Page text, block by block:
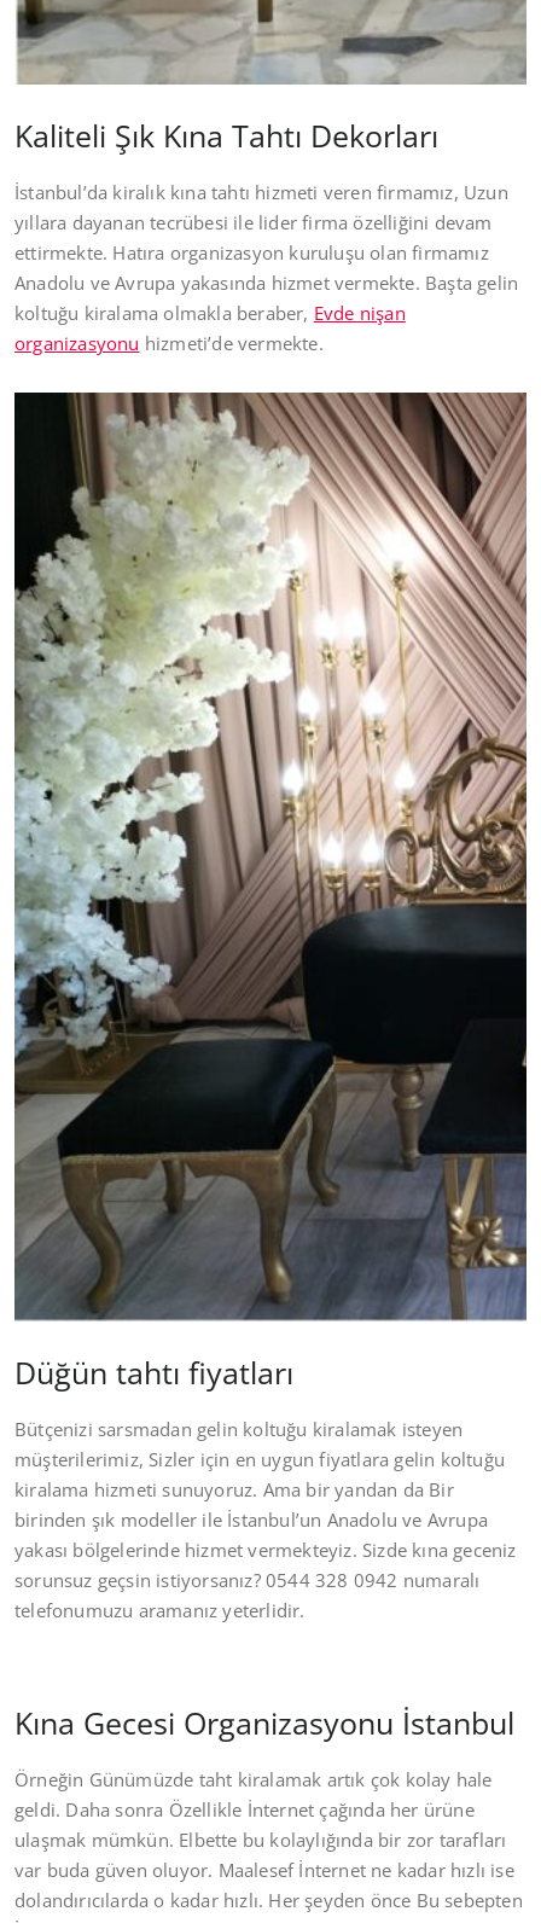
Kaliteli Şık Kına Tahtı Dekorları
İstanbul’da kiralık kına tahtı hizmeti veren firmamız, Uzun
yıllara dayanan tecrübesi ile lider firma özelliğini devam
ettirmekte. Hatıra organizasyon kuruluşu olan firmamız
Anadolu ve Avrupa yakasında hizmet vermekte. Başta gelin
koltuğu kiralama olmakla beraber, Evde nişan
organizasyonu hizmeti’de vermekte.
Düğün tahtı fiyatları
Bütçenizi sarsmadan gelin koltuğu kiralamak isteyen
müşterilerimiz, Sizler için en uygun fiyatlara gelin koltuğu
kiralama hizmeti sunuyoruz. Ama bir yandan da Bir
birinden şık modeller ile İstanbul’un Anadolu ve Avrupa
yakası bölgelerinde hizmet vermekteyiz. Sizde kına geceniz
sorunsuz geçsin istiyorsanız? 0544 328 0942 numaralı
telefonumuzu aramanız yeterlidir.
Kına Gecesi Organizasyonu İstanbul
Örneğin Günümüzde taht kiralamak artık çok kolay hale
geldi. Daha sonra Özellikle İnternet çağında her ürüne
ulaşmak mümkün. Elbette bu kolaylığında bir zor tarafları
var buda güven oluyor. Maalesef İnternet ne kadar hızlı ise
dolandırıcılarda o kadar hızlı. Her şeyden önce Bu sebepten